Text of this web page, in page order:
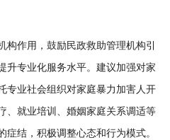
构作用，鼓励民政救助管理机构引
升专业化服务水平。建议加强对家
专业社会组织对家庭暴力加害人开
、就业培训、婚姻家庭关系调适等
结，积极调整心态和行为模式。